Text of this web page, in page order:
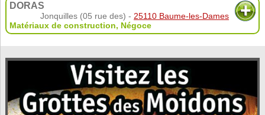
DORAS
Jonquilles (05 rue des) -25110 Baume-les-Dames
Matériaux de construction, Négoce